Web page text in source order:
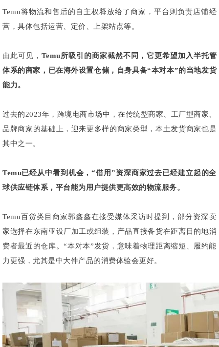
Temu将物流和售后的自主权释放给了商家，平台则负责店铺经
营，具体包括运营、定价、上架站点等。
由此可见， Temu所吸引的商家截然不同，它更希望加入半托管
体系的商家，已在海外设置仓储，自身具备“本对本”的当地发货
能力。
过去的2023年，跨境电商市场中，在传统型商家、工厂型商家、
品牌商家的基础上，迎来更多样的商家类型，本土发货商家也是
其中之一。
Temu已经从中看到机会，“借用”资深商家过去已经建立起的全
球供应链体系，平台能为用户提供更高效的物流服务。
Temu百货类目商家郭鑫鑫在接受媒体采访时提到，部分资深卖
家选择在东南亚设厂加工或组装，产品直接备货在距离目的地消
费者最近的仓库。“本对本”发货，意味着物理距离缩短、履约能
力更强，尤其是中大件产品的消费体验会更好。